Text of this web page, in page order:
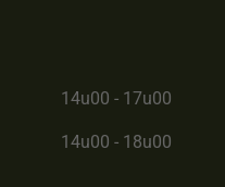
14u00 - 17u00
14u00 - 18u00